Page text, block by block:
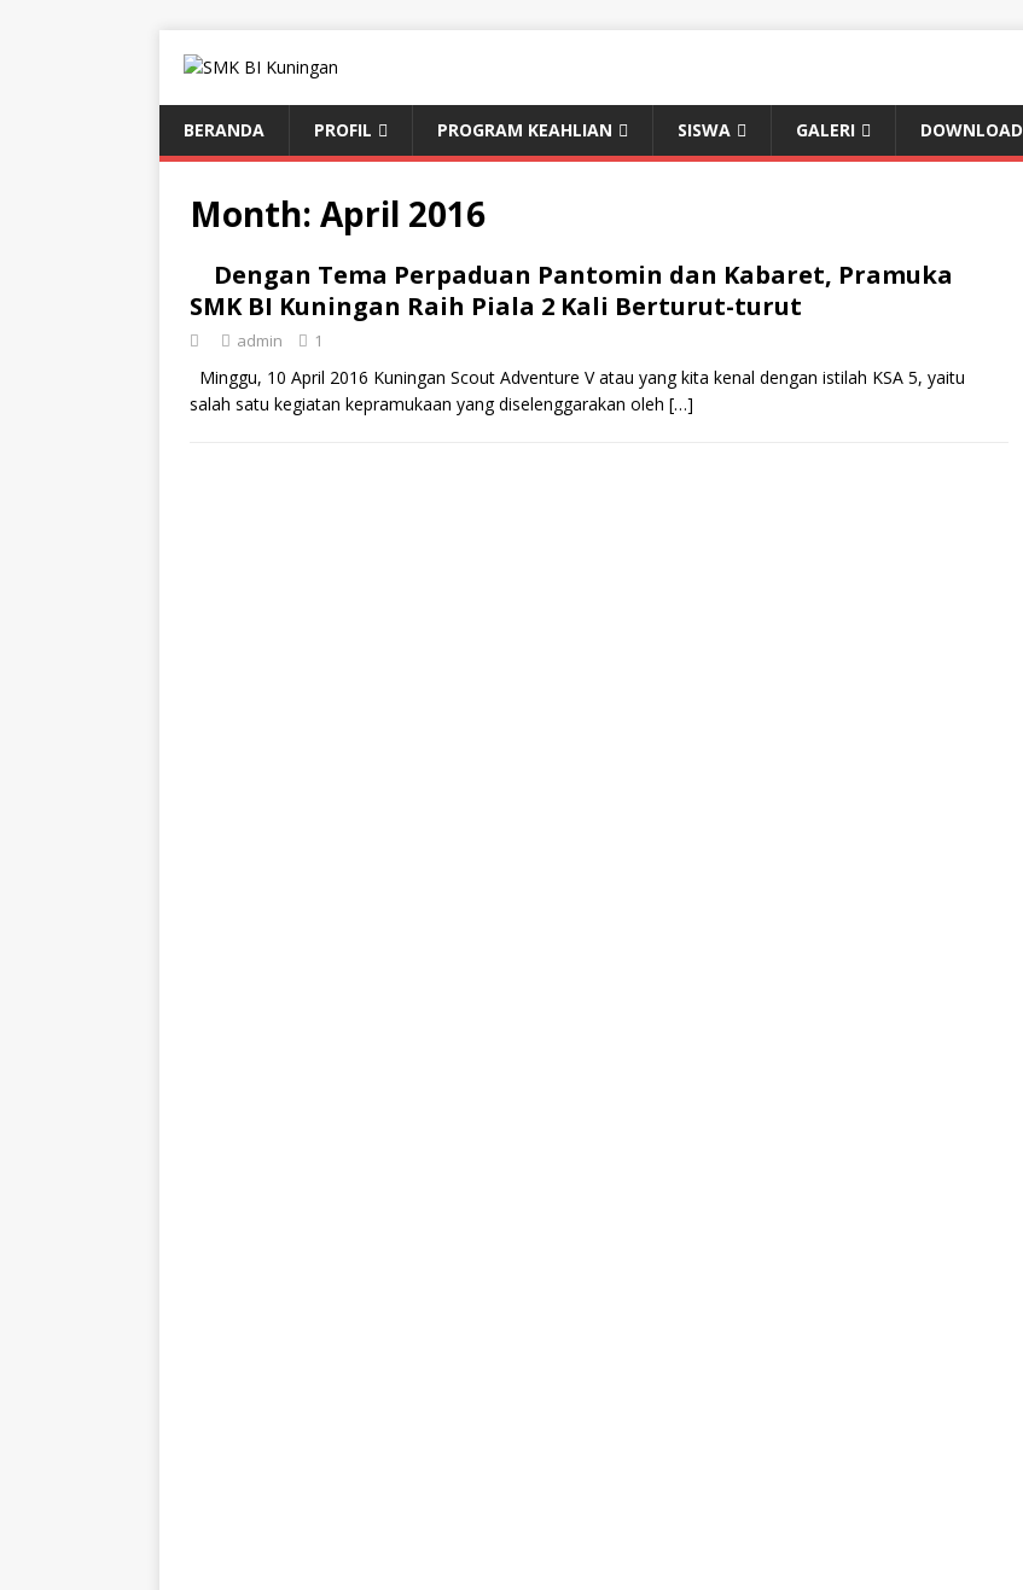
BERANDA PROFIL PROGRAM KEAHLIAN SISWA GALERI DOWNLOAD
Month: April 2016
Dengan Tema Perpaduan Pantomin dan Kabaret, Pramuka
SMK BI Kuningan Raih Piala 2 Kali Berturut-turut
admin 1
Minggu, 10 April 2016 Kuningan Scout Adventure V atau yang kita kenal dengan istilah KSA 5, yaitu
salah satu kegiatan kepramukaan yang diselenggarakan oleh […]